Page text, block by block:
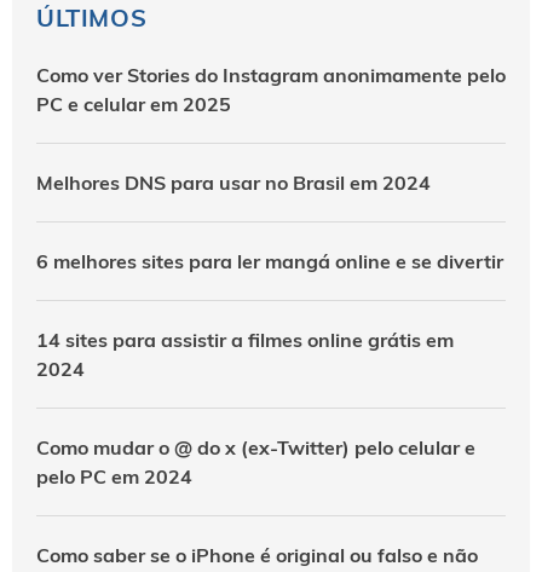
ÚLTIMOS
Como ver Stories do Instagram anonimamente pelo
PC e celular em 2025
Melhores DNS para usar no Brasil em 2024
6 melhores sites para ler mangá online e se divertir
14 sites para assistir a filmes online grátis em
2024
Como mudar o @ do x (ex-Twitter) pelo celular e
pelo PC em 2024
Como saber se o iPhone é original ou falso e não